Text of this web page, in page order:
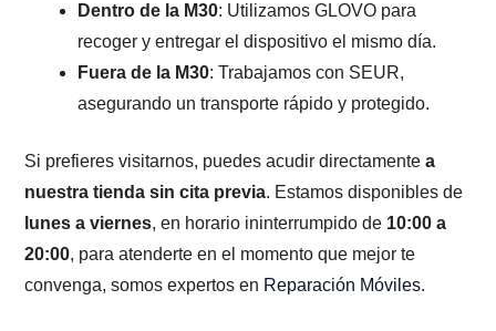
Dentro de la M30: Utilizamos GLOVO para
recoger y entregar el dispositivo el mismo día.
Fuera de la M30: Trabajamos con SEUR,
asegurando un transporte rápido y protegido.
Si prefieres visitarnos, puedes acudir directamentea
nuestra tienda sin cita previa. Estamos disponibles de
lunes a viernes, en horario ininterrumpido de 10:00 a
20:00, para atenderte en el momento que mejor te
convenga, somos expertos en Reparación Móviles.